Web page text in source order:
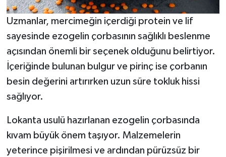
Uzmanlar, mercimeğin içerdiği protein ve lif
sayesinde ezogelin çorbasının sağlıklı beslenme
açısından önemli bir seçenek olduğunu belirtiyor.
İçeriğinde bulunan bulgur ve pirinç ise çorbanın
besin değerini artırırken uzun süre tokluk hissi
sağlıyor.
Lokanta usulü hazırlanan ezogelin çorbasında
kıvam büyük önem taşıyor. Malzemelerin
yeterince pişirilmesi ve ardından pürüzsüz bir